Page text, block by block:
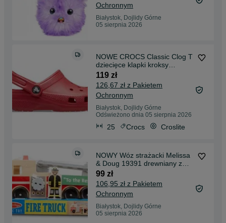
Ochronnym
Białystok, Dojlidy Górne
05 sierpnia 2026
NOWE CROCS Classic Clog T
dziecięce klapki kroksy
czerwone r. 25/26 ORYGINAŁ
119 zł
126,67 zł z Pakietem
Ochronnym
Białystok, Dojlidy Górne
Odświeżono dnia 05 sierpnia 2026
25 Crocs Croslite
NOWY Wóz strażacki Melissa
& Doug 19391 drewniany z
drabiną NA PREZENT
99 zł
106,95 zł z Pakietem
Ochronnym
Białystok, Dojlidy Górne
05 sierpnia 2026